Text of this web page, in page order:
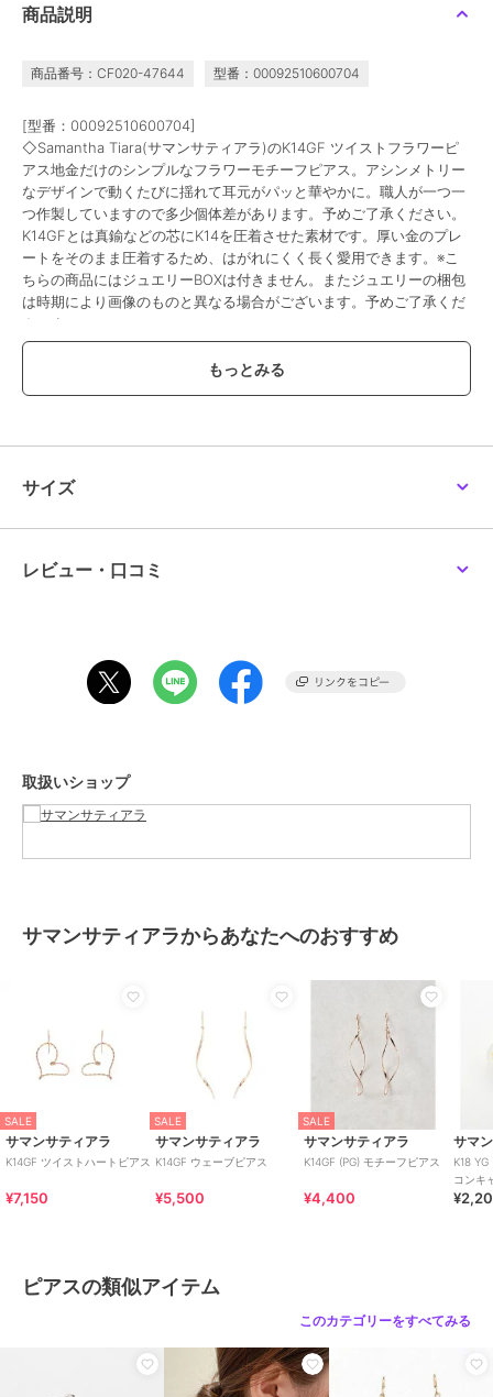
商品説明
商品番号：CF020-47644 型番：00092510600704
[型番：00092510600704]
◇Samantha Tiara(サマンサティアラ)のK14GF ツイストフラワーピ
アス地金だけのシンプルなフラワーモチーフピアス。アシンメトリー
なデザインで動くたびに揺れて耳元がパッと華やかに。職人が一つ一
つ作製していますので多少個体差があります。予めご了承ください。
K14GFとは真鍮などの芯にK14を圧着させた素材です。厚い金のプレ
ートをそのまま圧着するため、はがれにくく長く愛用できます。※こ
ちらの商品にはジュエリーBOXは付きません。またジュエリーの梱包
は時期により画像のものと異なる場合がございます。予めご了承くだ
さいませ。
この商品は、不良品のみ返品を承ります
商品カテゴリ
FREE
K14GF×ﾒｯｷ
サイズ
レビュー・口コミ
取扱いショップ
サマンサティアラからあなたへのおすすめ
SALE
サマンサティアラ
K14GF ツイストハートピアス
¥7,150
SALE
サマンサティアラ
K14GF ウェーブピアス
¥5,500
SALE
サマンサティアラ
K14GF (PG) モチーフピアス
¥4,400
サマ
K18
コンキ
ピアスの類似アイテム
このカテゴリーをすべてみる